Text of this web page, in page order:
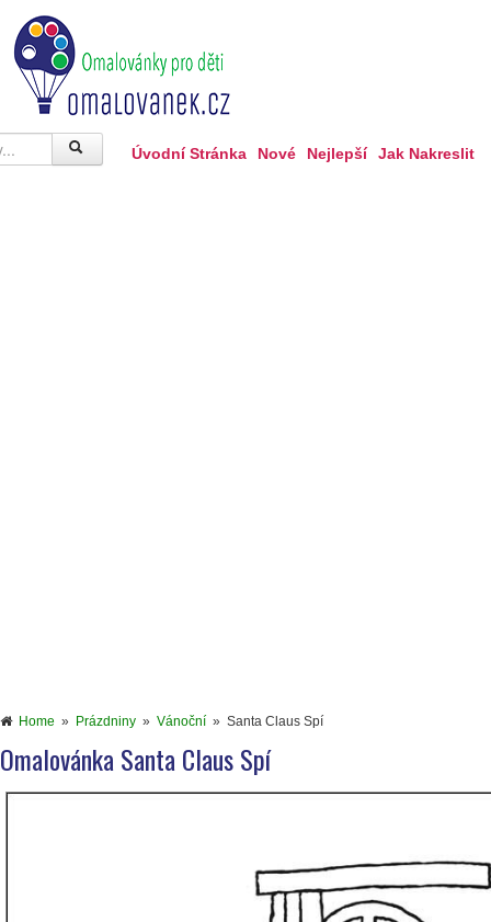
Úvodní Stránka Nové Nejlepší Jak Nakreslit
Home » Prázdniny » Vánoční » Santa Claus Spí
Omalovánka Santa Claus Spí